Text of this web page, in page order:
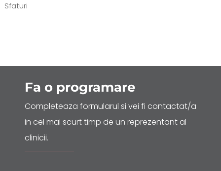
Sfaturi
Fa o programare
Completeaza formularul si vei fi contactat/a
in cel mai scurt timp de un reprezentant al
clinicii.